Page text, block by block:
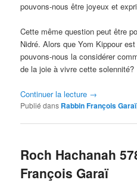
pouvons-nous être joyeux et
Cette même question peut être
Nidré. Alors que Yom Kippour
pouvons-nous la considérer
de la joie à vivre cette solennité?
Continuer la lecture →
Publié dans Rabbin François Garaï
Roch Hachanah
François Garaï